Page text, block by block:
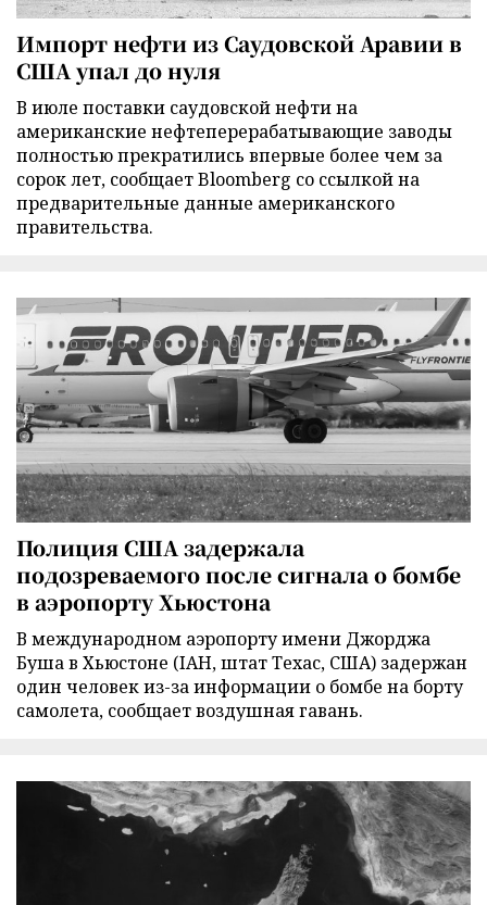
Импорт нефти из Саудовской Аравии в
США упал до нуля
В июле поставки саудовской нефти на
американские нефтеперерабатывающие заводы
полностью прекратились впервые более чем за
сорок лет, сообщает Bloomberg со ссылкой на
предварительные данные американского
правительства.
Полиция США задержала
подозреваемого после сигнала о бомбе
в аэропорту Хьюстона
В международном аэропорту имени Джорджа
Буша в Хьюстоне (IAH, штат Техас, США) задержан
один человек из-за информации о бомбе на борту
самолета, сообщает воздушная гавань.